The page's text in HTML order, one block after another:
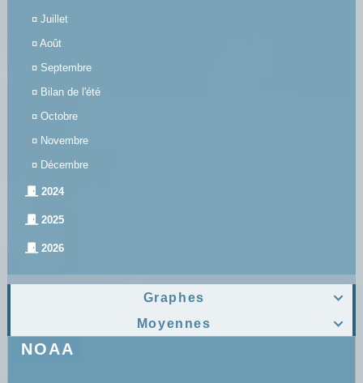
¤ Juillet
¤ Août
¤ Septembre
¤ Bilan de l'été
¤ Octobre
¤ Novembre
¤ Décembre
2024
2025
2026

Graphes

Moyennes
NOAA